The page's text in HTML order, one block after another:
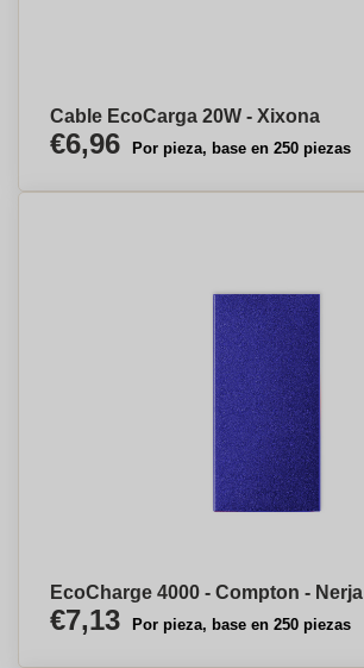
Cable EcoCarga 20W - Xixona
€6,96 Por pieza, base en 250 piezas
EcoCharge 4000 - Compton - Nerja
€7,13 Por pieza, base en 250 piezas